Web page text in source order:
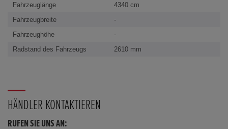
Fahrzeuglänge
4340 cm
Fahrzeugbreite
-
Fahrzeughöhe
-
Radstand des Fahrzeugs
2610 mm
HÄNDLER KONTAKTIEREN
RUFEN SIE UNS AN: